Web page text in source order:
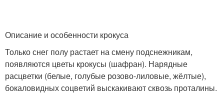
Описание и особенности крокуса
Только снег полу растает на смену подснежникам,
появляются цветы крокусы (шафран). Нарядные
расцветки (белые, голубые розово-лиловые, жёлтые),
бокаловидных соцветий выскакивают сквозь проталины.